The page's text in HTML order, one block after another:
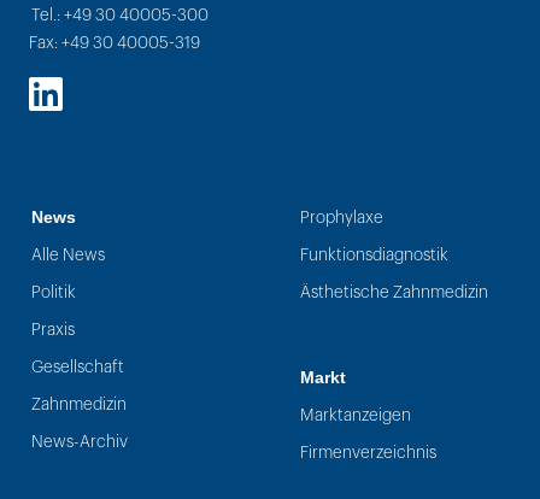
Tel.: +49 30 40005-300
Fax: +49 30 40005-319
LinkedIn
News
Alle News
Politik
Praxis
Gesellschaft
Zahnmedizin
News-Archiv
Prophylaxe
Funktionsdiagnostik
Ästhetische Zahnmedizin
Markt
Marktanzeigen
Firmenverzeichnis